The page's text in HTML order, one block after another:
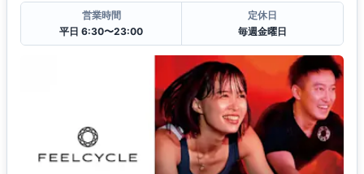
営業時間
平日 6:30〜23:00
定休日
毎週金曜日